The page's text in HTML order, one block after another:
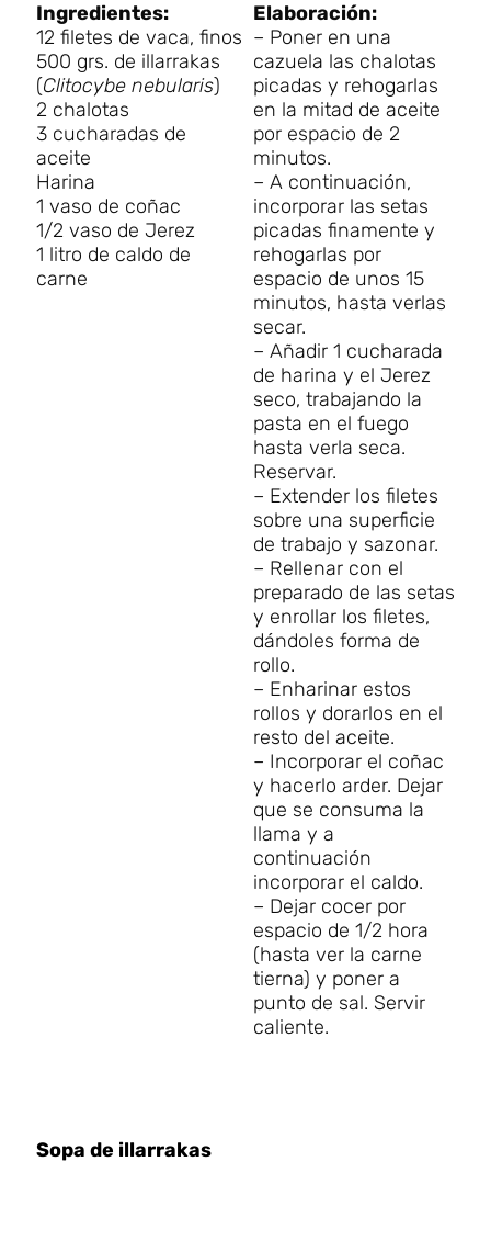
Ingredientes:
12 filetes de vaca, finos
500 grs. de illarrakas
(Clitocybe nebularis)
2 chalotas
3 cucharadas de
aceite
Harina
1 vaso de coñac
1/2 vaso de Jerez
1 litro de caldo de
carne
Elaboración:
– Poner en una
cazuela las chalotas
picadas y rehogarlas
en la mitad de aceite
por espacio de 2
minutos.
– A continuación,
incorporar las setas
picadas finamente y
rehogarlas por
espacio de unos 15
minutos, hasta verlas
secar.
– Añadir 1 cucharada
de harina y el Jerez
seco, trabajando la
pasta en el fuego
hasta verla seca.
Reservar.
– Extender los filetes
sobre una superficie
de trabajo y sazonar.
– Rellenar con el
preparado de las setas
y enrollar los filetes,
dándoles forma de
rollo.
– Enharinar estos
rollos y dorarlos en el
resto del aceite.
– Incorporar el coñac
y hacerlo arder. Dejar
que se consuma la
llama y a
continuación
incorporar el caldo.
– Dejar cocer por
espacio de 1/2 hora
(hasta ver la carne
tierna) y poner a
punto de sal. Servir
caliente.
Sopa de illarrakas